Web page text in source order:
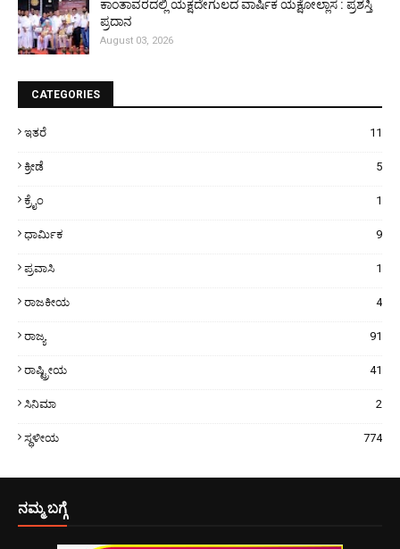
ಕಾಂತಾವರದಲ್ಲಿ ಯಕ್ಷದೇಗುಲದ ವಾರ್ಷಿಕ ಯಕ್ಷೋಲ್ಲಾಸ : ಪ್ರಶಸ್ತಿ
ಪ್ರದಾನ
August 03, 2026
CATEGORIES
ಇತರೆ 11
ಕ್ರೀಡೆ 5
ಕ್ರೈಂ 1
ಧಾರ್ಮಿಕ 9
ಪ್ರವಾಸಿ 1
ರಾಜಕೀಯ 4
ರಾಜ್ಯ 91
ರಾಷ್ಟ್ರೀಯ 41
ಸಿನಿಮಾ 2
ಸ್ಥಳೀಯ 774
ನಮ್ಮ ಬಗ್ಗೆ